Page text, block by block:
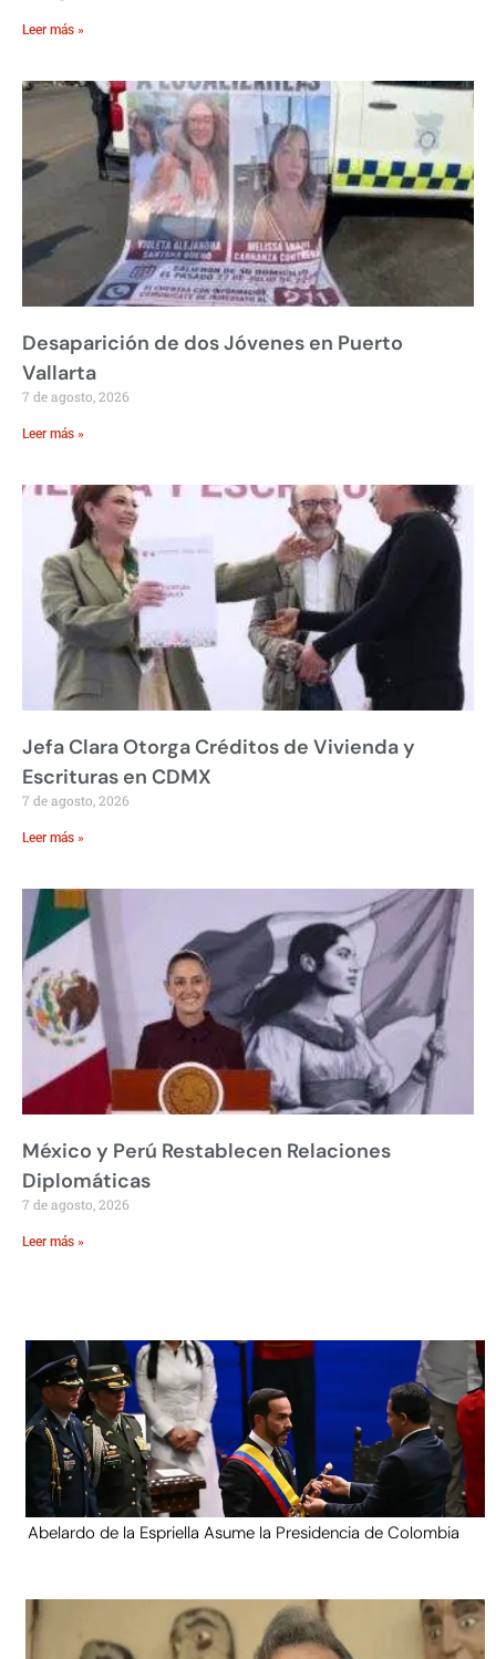
Leer más »
Desaparición de dos Jóvenes en Puerto
Vallarta
7 de agosto, 2026
Leer más »
Jefa Clara Otorga Créditos de Vivienda y
Escrituras en CDMX
7 de agosto, 2026
Leer más »
México y Perú Restablecen Relaciones
Diplomáticas
7 de agosto, 2026
Leer más »
Abelardo de la Espriella Asume la Presidencia de Colombia